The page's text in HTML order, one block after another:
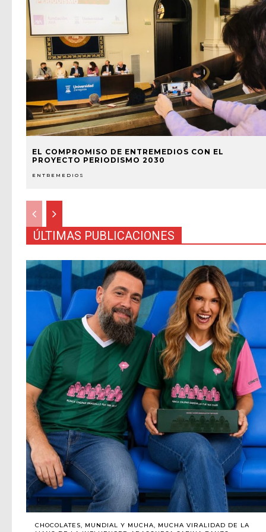
EL COMPROMISO DE ENTREMEDIOS CON EL
PROYECTO PERIODISMO 2030
ENTREMEDIOS
ÚLTIMAS PUBLICACIONES
CHOCOLATES, MUNDIAL Y MUCHA, MUCHA VIRALIDAD DE LA